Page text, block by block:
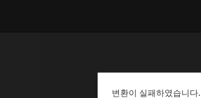
변환이 실패하였습니다.